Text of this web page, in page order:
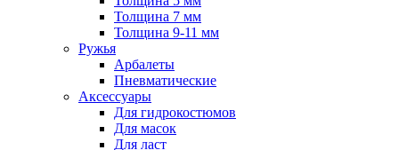
Толщина 7 мм
Толщина 9-11 мм
Ружья
Арбалеты
Пневматические
Аксессуары
Для гидрокостюмов
Для масок
Для ласт